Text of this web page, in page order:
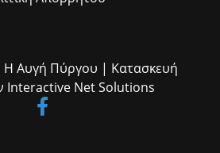
Η Αυγή Πύργου | Κατασκευή
Interactive Net Solutions